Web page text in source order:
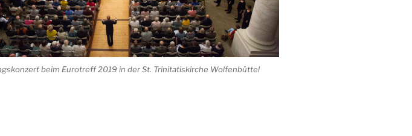
beim Eurotreff 2019 in der St. Trinitatiskirche Wolfenbüttel